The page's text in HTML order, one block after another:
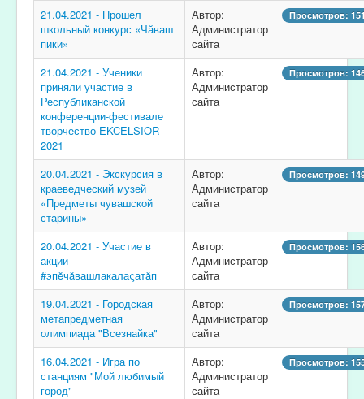
21.04.2021 - Прошел
школьный конкурс «Чӑваш
пики»
Автор:
Администратор
сайта
Просмотров:
21.04.2021 - Ученики
приняли участие в
Республиканской
конференции-фестивале
творчество EKCELSIOR -
2021
Автор:
Администратор
сайта
Просмотров:
20.04.2021 - Экскурсия в
краеведческий музей
«Предметы чувашской
старины»
Автор:
Администратор
сайта
Просмотров:
20.04.2021 - Участие в
акции
#эпĕчăвашлакалаςатăп
Автор:
Администратор
сайта
Просмотров:
19.04.2021 - Городская
метапредметная
олимпиада "Всезнайка"
Автор:
Администратор
сайта
Просмотров:
16.04.2021 - Игра по
станциям "Мой любимый
город"
Автор:
Администратор
сайта
Просмотров: